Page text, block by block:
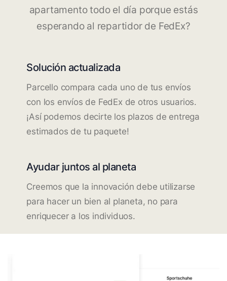
apartamento todo el día porque estás
esperando al repartidor de FedEx?
Solución actualizada
Parcello compara cada uno de tus envíos
con los envíos de FedEx de otros usuarios.
¡Así podemos decirte los plazos de entrega
estimados de tu paquete!
Ayudar juntos al planeta
Creemos que la innovación debe utilizarse
para hacer un bien al planeta, no para
enriquecer a los individuos.